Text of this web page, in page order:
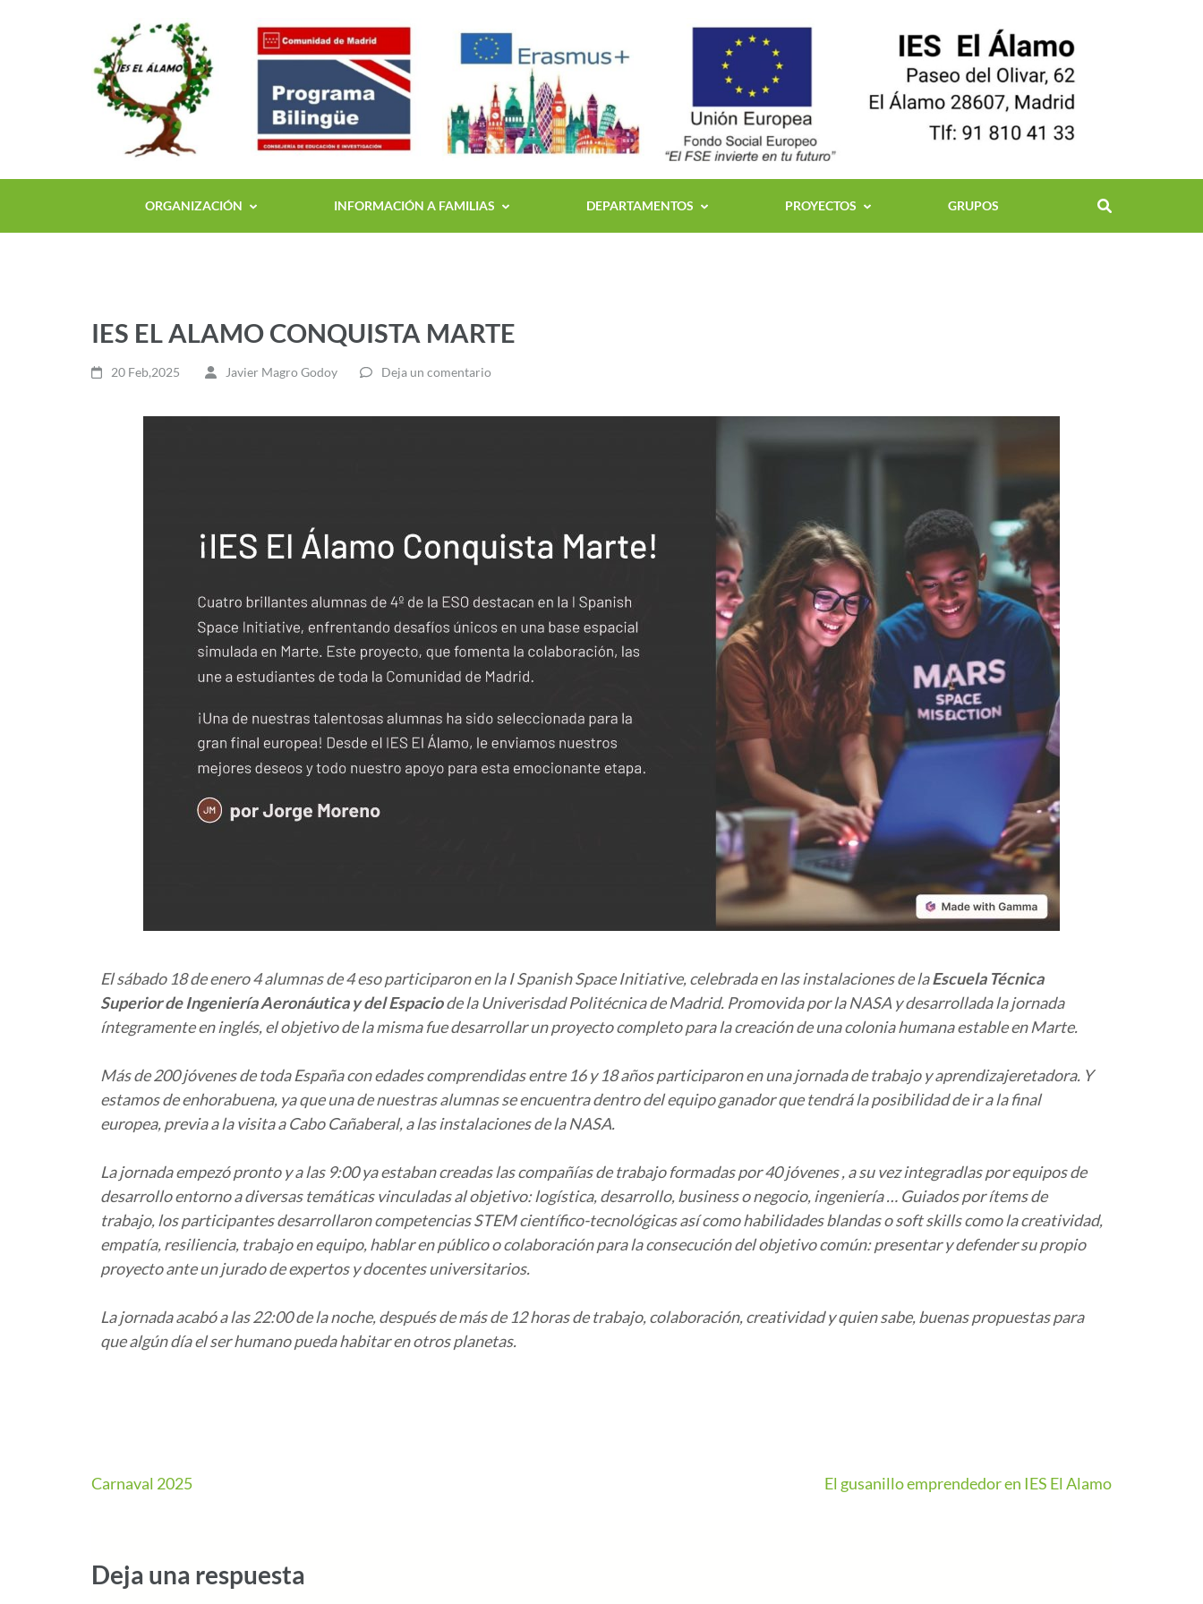
ORGANIZACIÓN INFORMACIÓN A FAMILIAS DEPARTAMENTOS PROYECTOS GRUPOS
IES EL ALAMO CONQUISTA MARTE
20 Feb,2025 Javier Magro Godoy Deja un comentario
El sábado 18 de enero 4 alumnas de 4 eso participaron en la I Spanish Space Initiative, celebrada en las instalaciones de laEscuela Técnica
Superior de Ingeniería Aeronáutica y del Espaciode la Univerisdad Politécnica de Madrid. Promovida por la NASA y desarrollada la jornada
íntegramente en inglés, el objetivo de la misma fue desarrollar un proyecto completo para la creación de una colonia humana estable en Marte.
Más de 200 jóvenes de toda España con edades comprendidas entre 16 y 18 años participaron en una jornada de trabajo y aprendizajeretadora. Y
estamos de enhorabuena, ya que una de nuestras alumnas se encuentra dentro del equipo ganador que tendrá la posibilidad de ir a la final
europea, previa a la visita a Cabo Cañaberal, a las instalaciones de la NASA.
La jornada empezó pronto y a las 9:00 ya estaban creadas las compañías de trabajo formadas por 40 jóvenes , a su vez integradlas por equipos de
desarrollo entorno a diversas temáticas vinculadas al objetivo: logística, desarrollo, business o negocio, ingeniería … Guiados por ítems de
trabajo, los participantes desarrollaron competencias STEM científico-tecnológicas así como habilidades blandas o soft skills como la creatividad,
empatía, resiliencia, trabajo en equipo, hablar en público o colaboración para la consecución del objetivo común: presentar y defender su propio
proyecto ante un jurado de expertos y docentes universitarios.
La jornada acabó a las 22:00 de la noche, después de más de 12 horas de trabajo, colaboración, creatividad y quien sabe, buenas propuestas para
que algún día el ser humano pueda habitar en otros planetas.
Carnaval 2025 El gusanillo emprendedor en IES El Alamo
Deja una respuesta